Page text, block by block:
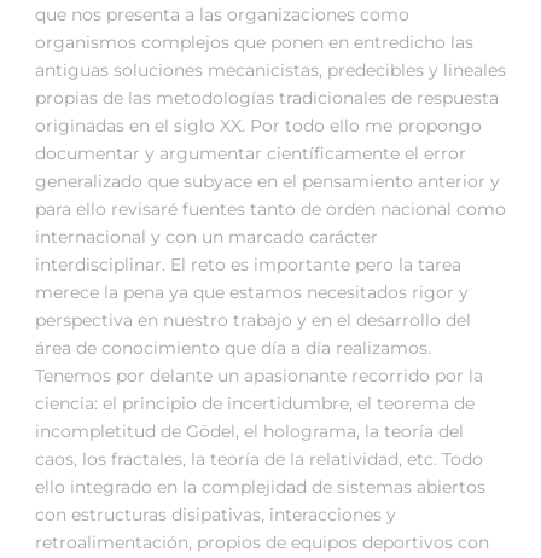
que nos presenta a las organizaciones como
organismos complejos que ponen en entredicho las
antiguas soluciones mecanicistas, predecibles y lineales
propias de las metodologías tradicionales de respuesta
originadas en el siglo XX. Por todo ello me propongo
documentar y argumentar científicamente el error
generalizado que subyace en el pensamiento anterior y
para ello revisaré fuentes tanto de orden nacional como
internacional y con un marcado carácter
interdisciplinar. El reto es importante pero la tarea
merece la pena ya que estamos necesitados rigor y
perspectiva en nuestro trabajo y en el desarrollo del
área de conocimiento que día a día realizamos.
Tenemos por delante un apasionante recorrido por la
ciencia: el principio de incertidumbre, el teorema de
incompletitud de Gödel, el holograma, la teoría del
caos, los fractales, la teoría de la relatividad, etc. Todo
ello integrado en la complejidad de sistemas abiertos
con estructuras disipativas, interacciones y
retroalimentación, propios de equipos deportivos con